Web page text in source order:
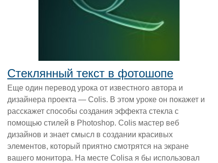
Стеклянный текст в фотошопе
Еще один перевод урока от известного автора и
дизайнера проекта — Colis. В этом уроке он покажет и
расскажет способы создания эффекта стекла с
помощью стилей в Photoshop. Colis мастер веб
дизайнов и знает смысл в создании красивых
элементов, который приятно смотрятся на экране
вашего монитора. На месте Colisa я бы использовал